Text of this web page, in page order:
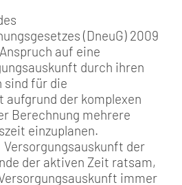
(DneuG) 2009
auf eine
durch ihren
sind für die
aufgrund der komplexen
Berechnung mehrere
einzuplanen.
der
der aktiven Zeit ratsam,
immer